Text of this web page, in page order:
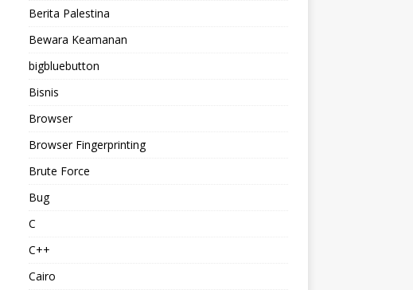
Berita Palestina
Bewara Keamanan
bigbluebutton
Bisnis
Browser
Browser Fingerprinting
Brute Force
Bug
C
C++
Cairo